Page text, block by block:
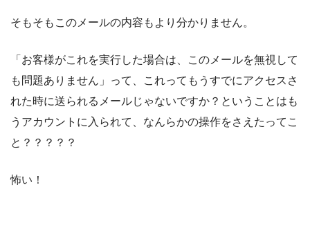
そもそもこのメールの内容もより分かりません。
「お客様がこれを実行した場合は、このメールを無視して
も問題ありません」って、これってもうすでにアクセスさ
れた時に送られるメールじゃないですか？ということはも
うアカウントに入られて、なんらかの操作をさえたってこ
と？？？？？
怖い！